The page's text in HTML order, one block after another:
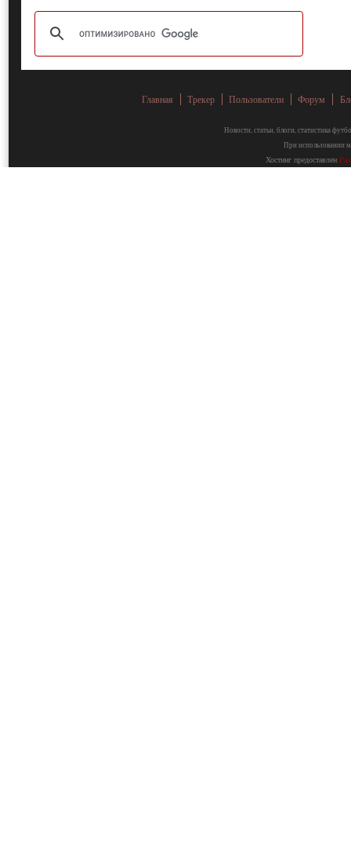
Главная Трекер Пользователи Форум
Новости, статьи, блоги, статистика
При использовании
Хостинг предоставлен